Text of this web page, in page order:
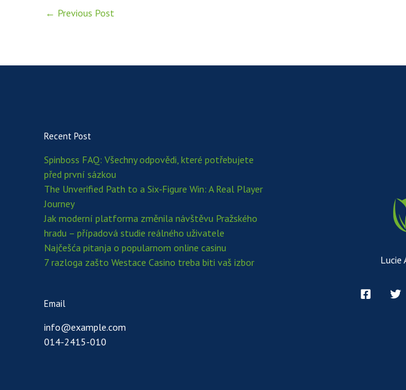
← Previous Post
Recent Post
Spinboss FAQ: Všechny odpovědi, které potřebujete
před první sázkou
The Unverified Path to a Six‑Figure Win: A Real Player
Journey
Jak moderní platforma změnila návštěvu Pražského
hradu – případová studie reálného uživatele
Najčešća pitanja o popularnom online casinu
7 razloga zašto Westace Casino treba biti vaš izbor
Email
info@example.com
014-2415-010
Lucie